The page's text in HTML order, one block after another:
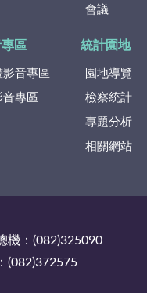
會議
區
影音專區
音專區
統計園地
園地導覽
檢察統計
專題分析
相關網站
機：(082)325090
(082)372575